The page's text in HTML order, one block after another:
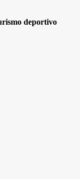
deportivo